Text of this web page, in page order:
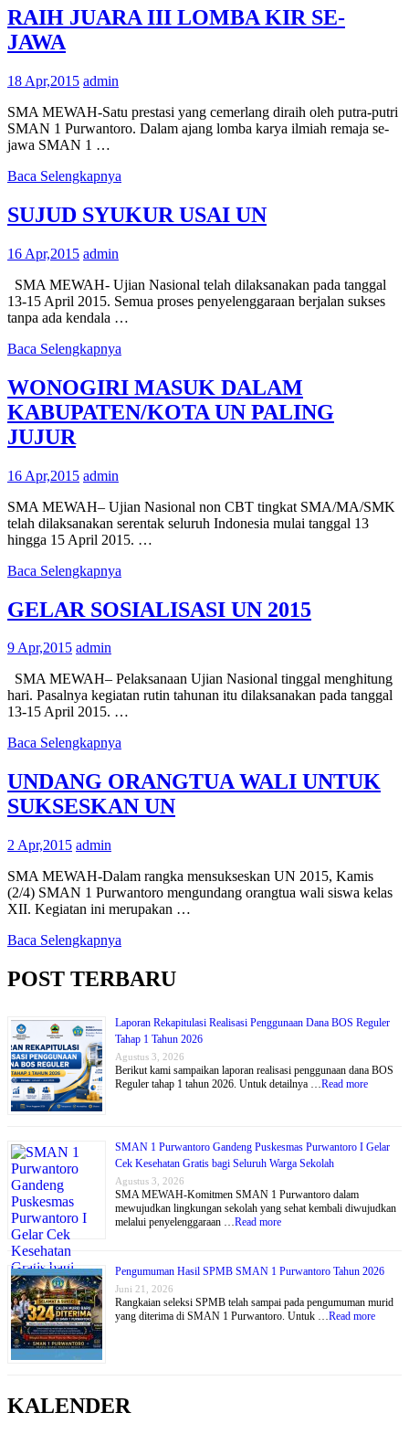
RAIH JUARA III LOMBA KIR SE-
JAWA
18 Apr,2015 admin
SMA MEWAH-Satu prestasi yang cemerlang diraih oleh putra-putri
SMAN 1 Purwantoro. Dalam ajang lomba karya ilmiah remaja se-
jawa SMAN 1 …
Baca Selengkapnya
SUJUD SYUKUR USAI UN
16 Apr,2015 admin
SMA MEWAH- Ujian Nasional telah dilaksanakan pada tanggal
13-15 April 2015. Semua proses penyelenggaraan berjalan sukses
tanpa ada kendala …
Baca Selengkapnya
WONOGIRI MASUK DALAM
KABUPATEN/KOTA UN PALING
JUJUR
16 Apr,2015 admin
SMA MEWAH– Ujian Nasional non CBT tingkat SMA/MA/SMK
telah dilaksanakan serentak seluruh Indonesia mulai tanggal 13
hingga 15 April 2015. …
Baca Selengkapnya
GELAR SOSIALISASI UN 2015
9 Apr,2015 admin
SMA MEWAH– Pelaksanaan Ujian Nasional tinggal menghitung
hari. Pasalnya kegiatan rutin tahunan itu dilaksanakan pada tanggal
13-15 April 2015. …
Baca Selengkapnya
UNDANG ORANGTUA WALI UNTUK
SUKSESKAN UN
2 Apr,2015 admin
SMA MEWAH-Dalam rangka mensukseskan UN 2015, Kamis
(2/4) SMAN 1 Purwantoro mengundang orangtua wali siswa kelas
XII. Kegiatan ini merupakan …
Baca Selengkapnya
POST TERBARU
Laporan Rekapitulasi Realisasi Penggunaan Dana BOS Reguler
Tahap 1 Tahun 2026
Agustus 3, 2026
Berikut kami sampaikan laporan realisasi penggunaan dana BOS
Reguler tahap 1 tahun 2026. Untuk detailnya …Read more
SMAN 1 Purwantoro Gandeng Puskesmas Purwantoro I Gelar
Cek Kesehatan Gratis bagi Seluruh Warga Sekolah
Agustus 3, 2026
SMA MEWAH-Komitmen SMAN 1 Purwantoro dalam
mewujudkan lingkungan sekolah yang sehat kembali diwujudkan
melalui penyelenggaraan …Read more
Pengumuman Hasil SPMB SMAN 1 Purwantoro Tahun 2026
Juni 21, 2026
Rangkaian seleksi SPMB telah sampai pada pengumuman murid
yang diterima di SMAN 1 Purwantoro. Untuk …Read more
KALENDER